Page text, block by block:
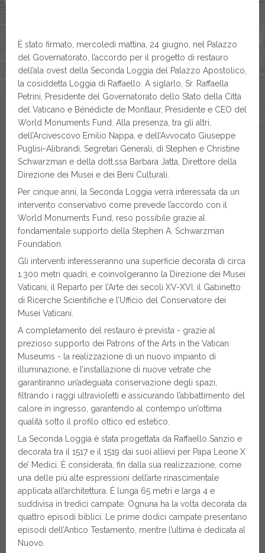
È stato firmato, mercoledì mattina, 24 giugno, nel Palazzo
del Governatorato, l’accordo per il progetto di restauro
dell’ala ovest della Seconda Loggia del Palazzo Apostolico,
la cosiddetta Loggia di Raffaello. A siglarlo, Sr. Raffaella
Petrini, Presidente del Governatorato dello Stato della Città
del Vaticano e Bénédicte de Montlaur, Presidente e CEO del
World Monuments Fund. Alla presenza, tra gli altri,
dell’Arcivescovo Emilio Nappa, e dell’Avvocato Giuseppe
Puglisi-Alibrandi, Segretari Generali, di Stephen e Christine
Schwarzman e della dott.ssa Barbara Jatta, Direttore della
Direzione dei Musei e dei Beni Culturali.
Per cinque anni, la Seconda Loggia verrà interessata da un
intervento conservativo come prevede l’accordo con il
World Monuments Fund, reso possibile grazie al
fondamentale supporto della Stephen A. Schwarzman
Foundation.
Gli interventi interesseranno una superficie decorata di circa
1.300 metri quadri, e coinvolgeranno la Direzione dei Musei
Vaticani, il Reparto per l’Arte dei secoli XV-XVI, il Gabinetto
di Ricerche Scientifiche e l’Ufficio del Conservatore dei
Musei Vaticani.
A completamento del restauro è prevista - grazie al
prezioso supporto dei Patrons of the Arts in the Vatican
Museums - la realizzazione di un nuovo impianto di
illuminazione, e l’installazione di nuove vetrate che
garantiranno un’adeguata conservazione degli spazi,
filtrando i raggi ultravioletti e assicurando l’abbattimento del
calore in ingresso, garantendo al contempo un’ottima
qualità sotto il profilo ottico ed estetico.
La Seconda Loggia è stata progettata da Raffaello Sanzio e
decorata tra il 1517 e il 1519 dai suoi allievi per Papa Leone X
de’ Medici. È considerata, fin dalla sua realizzazione, come
una delle più alte espressioni dell’arte rinascimentale
applicata all’architettura. È lunga 65 metri e larga 4 e
suddivisa in tredici campate. Ognuna ha la volta decorata da
quattro episodi biblici. Le prime dodici campate presentano
episodi dell’Antico Testamento, mentre l’ultima è dedicata al
Nuovo.